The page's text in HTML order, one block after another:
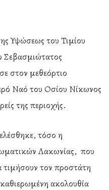
Υψώσεως του Τιμίου
Σεβασμιώτατος
στον μεθεόρτιο
Ναό του Οσίου Νίκωνος
της περιοχής.
τόσο η
Λακωνίας, που
τον προστάτη
ακολουθία